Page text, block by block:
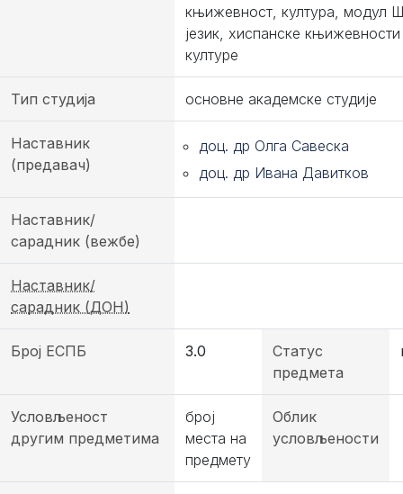
књижевност, култура, модул
језик, хиспанске
културе
Тип студија основне академске студије
Наставник
(предавач)
доц. др Олга Савеска
доц. др Ивана Давитков
Наставник/
сарадник (вежбе)
Наставник/
сарадник (ДОН)
Број ЕСПБ 3.0
Статус
предмета
Условљеност
другим предметима
број
места на
предмету
Облик
условљености